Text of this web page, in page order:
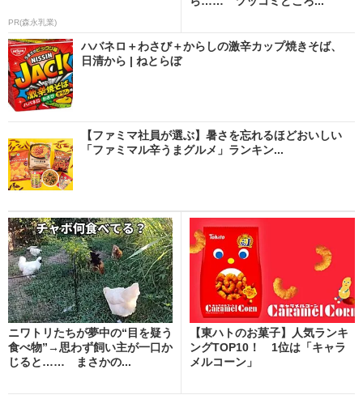
PR(森永乳業)
ハバネロ＋わさび＋からしの激辛カップ焼きそば、
日清から | ねとらぼ
【ファミマ社員が選ぶ】暑さを忘れるほどおいしい
「ファミマル辛うまグルメ」ランキン...
ニワトリたちが夢中の“目を疑う
食べ物”→思わず飼い主が一口か
じると…… まさかの...
【東ハトのお菓子】人気ランキ
ングTOP10！ 1位は「キャラ
メルコーン」